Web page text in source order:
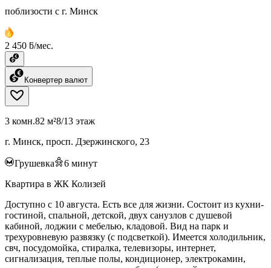
поблизости с г. Минск
2 450 ƃ/мес.
Конвертер валют
3 комн.82 м²8/13 этаж
г. Минск, просп. Дзержинского, 23
Грушевка 6 минут
Квартира в ЖК Колизей
Доступно с 10 августа. Есть все для жизни. Состоит из кухни-
гостиной, спальной, детской, двух санузлов с душевой
кабиной, лоджии с мебелью, кладовой. Вид на парк и
трехуровневую развязку (с подсветкой). Имеется холодильник,
свч, посудомойка, стиралка, телевизоры, интернет,
сигнализация, теплые полы, кондиционер, электрокамин,